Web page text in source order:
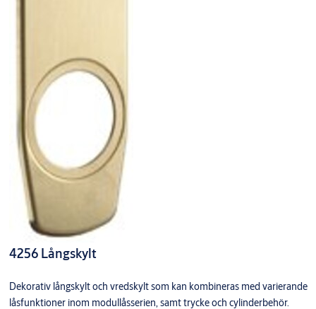
4256 Långskylt
Dekorativ långskylt och vredskylt som kan kombineras med varierande
låsfunktioner inom modullåsserien, samt trycke och cylinderbehör.